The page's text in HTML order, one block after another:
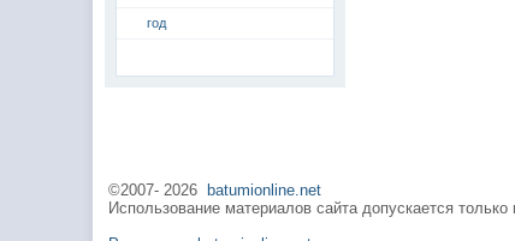
год
©2007-2026
batumionline.net
Использование материалов сайта допускается